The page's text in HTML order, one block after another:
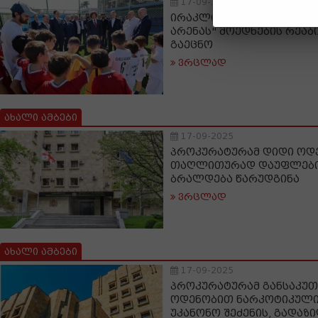
17-09-2025
ირაკლი კობახიძე,
არენას" მოედნების
გაეცნო
ვრცლად
ახალი ამბები
17-09-2025
პროკურატურამ დიდი
თაღლითურად
ბრალდება წარუდგინა
ვრცლად
ახალი ამბები
17-09-2025
პროკურატურამ
ოდენობით
უკანონო შეძენის,